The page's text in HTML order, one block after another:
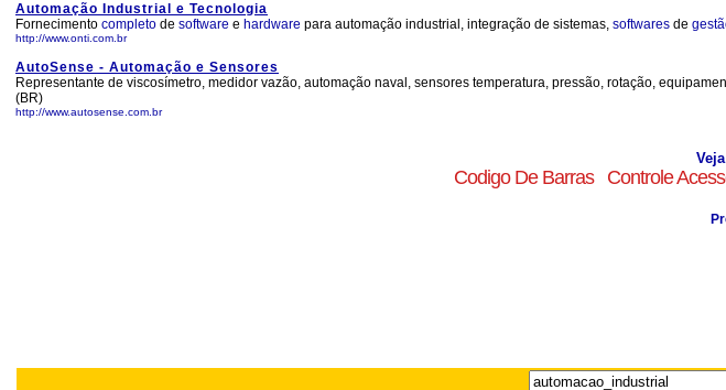
Automação Industrial e Tecnologia
Fornecimento completo de software e hardware para automação industrial, integração de sistemas, softwares de
http://www.onti.com.br
AutoSense - Automação e Sensores
Representante de viscosímetro, medidor vazão, automação naval, sensores temperatura, pressão, rotação,
(BR)
http://www.autosense.com.br
Codigo De Barras Controle